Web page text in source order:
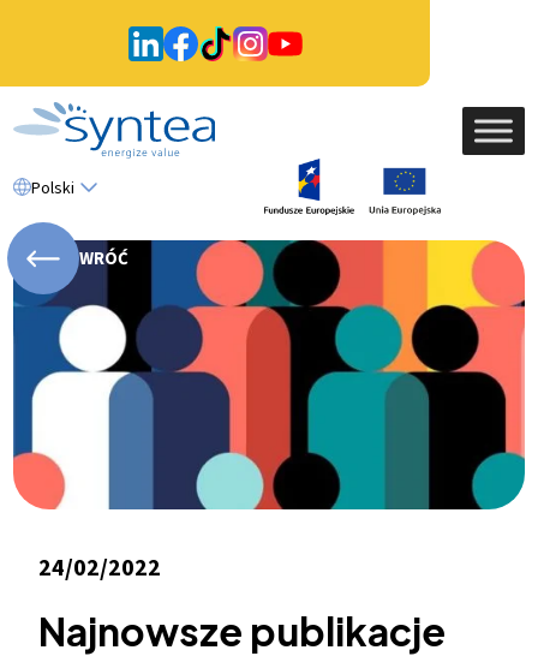
Polski
WRÓĆ
24/02/2022
Najnowsze publikacje